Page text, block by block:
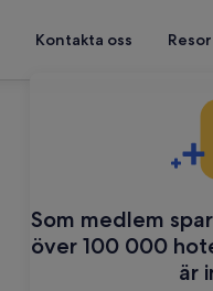
Kontakta oss Resor
Som medlem
över 100 000
är